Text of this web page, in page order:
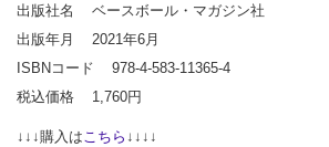
出版社名 ベースボール・マガジン社
出版年月 2021年6月
ISBNコード 978-4-583-11365-4
税込価格 1,760円
↓↓↓購入は こちら ↓↓↓↓